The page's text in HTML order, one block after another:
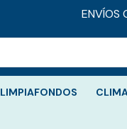
ENVÍOS
LIMPIAFONDOS